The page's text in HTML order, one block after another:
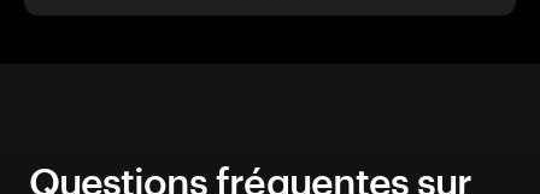
Questions fréquentes sur